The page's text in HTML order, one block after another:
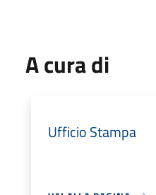
A cura di
Ufficio Stampa